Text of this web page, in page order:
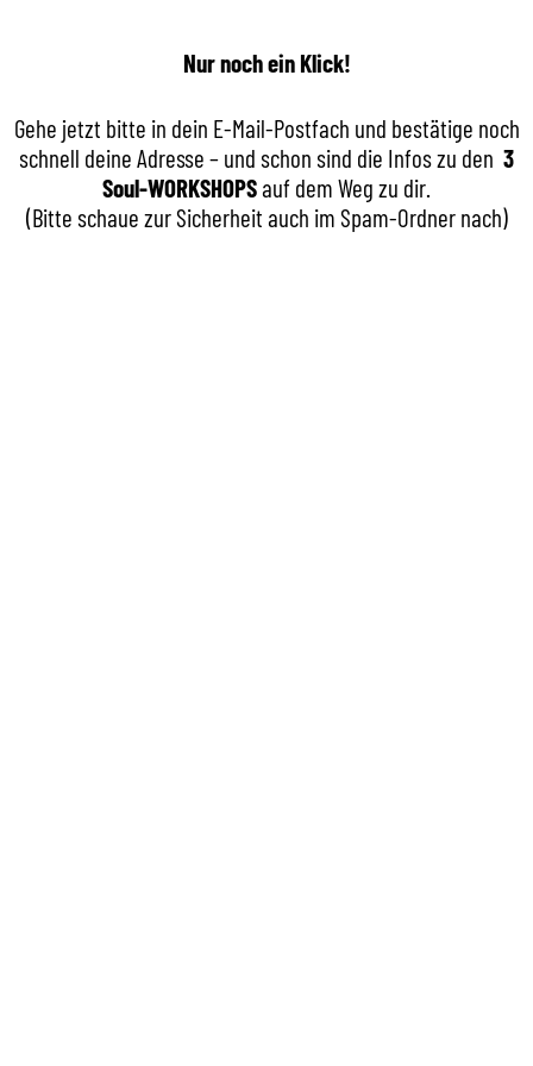
Nur noch ein Klick!
Gehe jetzt bitte in dein E-Mail-Postfach und bestätige noch
schnell deine Adresse – und schon sind die Infos zu den 3
Soul-WORKSHOPSauf dem Weg zu dir.
(Bitte schaue zur Sicherheit auch im Spam-Ordner nach)